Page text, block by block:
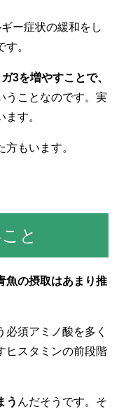
ー症状の緩和をし
。
3を増やすことで、
うことなのです。実
す。
もいます。
と
魚の摂取はあまり推
須アミノ酸を多く
ヒスタミンの前段階
う んだそうです。そ